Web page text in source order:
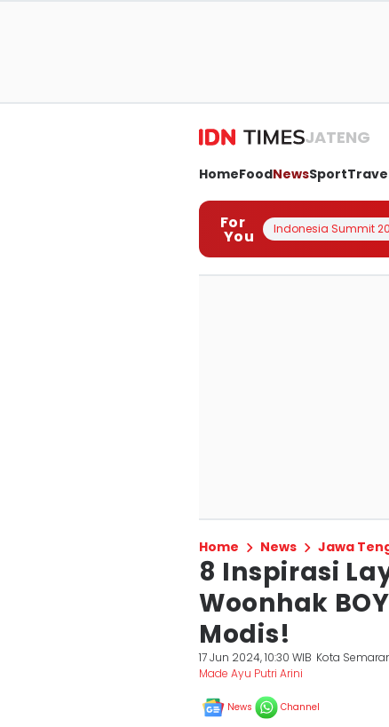
JATENG
HomeFoodNewsSport
For
You Indonesia Summit
Home News Jawa
8 Inspirasi
Woonhak
Modis!
17 Jun 2024, 10:30 WIB Kota
Made Ayu Putri Arini
News Channel